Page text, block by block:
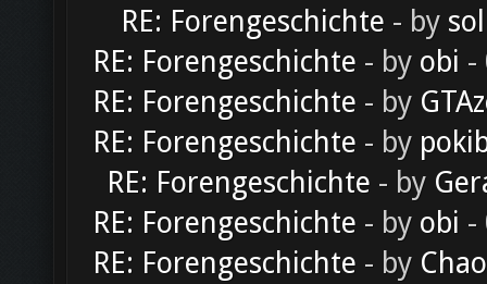
RE: Forengeschichte - by
RE: Forengeschichte - by obi -
RE: Forengeschichte - by
RE: Forengeschichte - by
RE: Forengeschichte - by
RE: Forengeschichte - by obi -
RE: Forengeschichte - by